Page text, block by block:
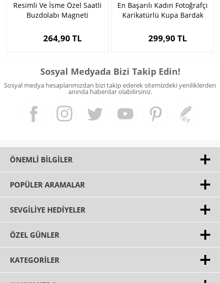
Resimli Ve İsme Özel Saatli
Buzdolabı Magneti
264,90 TL
En Başarılı Kadın Fotoğrafçı
Karikatürlü Kupa Bardak
299,90 TL
Sosyal Medyada Bizi Takip Edin!
Sosyal medya hesaplarımızdan bizi takip ederek sitemizdeki yeniliklerden
anında haberdar olabilirsiniz.
ÖNEMLI BILGILER
POPÜLER ARAMALAR
SEVGILIYE HEDIYELER
ÖZEL GÜNLER
KATEGORILER